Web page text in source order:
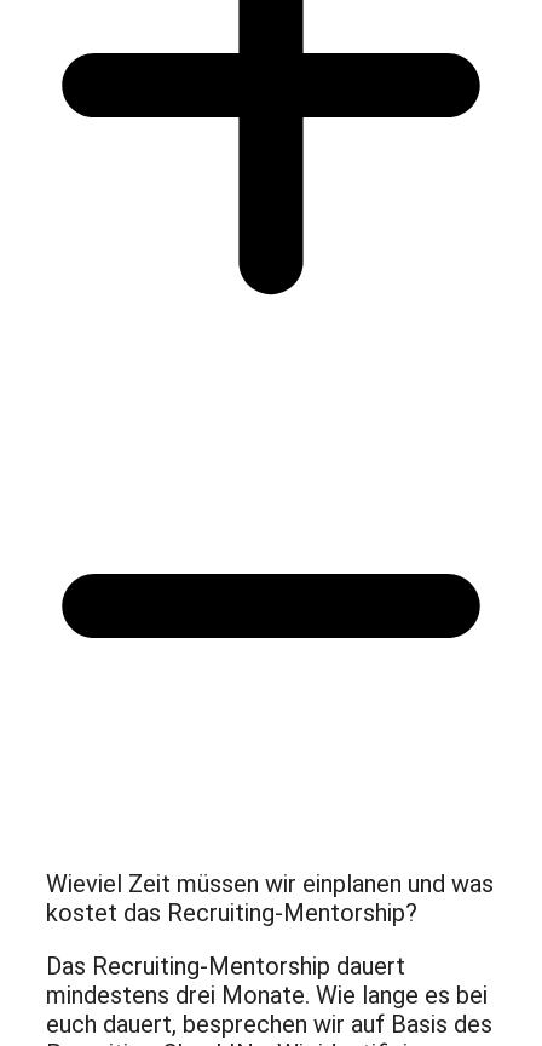
Wieviel Zeit müssen wir einplanen und was
kostet das Recruiting-Mentorship?
Das Recruiting-Mentorship dauert
mindestens drei Monate. Wie lange es bei
euch dauert, besprechen wir auf Basis des